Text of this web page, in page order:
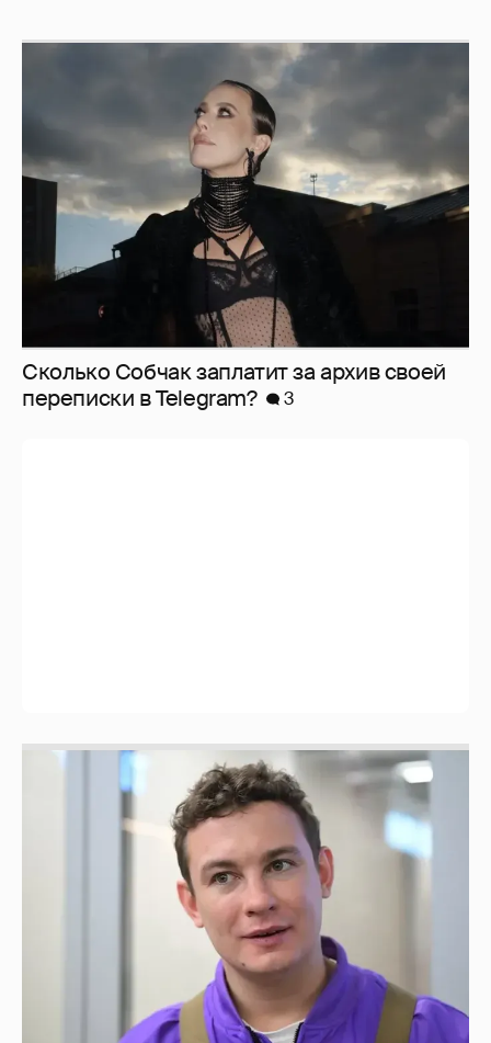
Сколько Собчак заплатит за архив своей
перeписки в Telegram?
3
Никита Кологривый высказался насчёт